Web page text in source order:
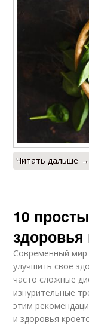
Читать дальше →
10
здоровья
Современный мир
улучшить свое
часто сложные
изнурительные
этим
и здоровья